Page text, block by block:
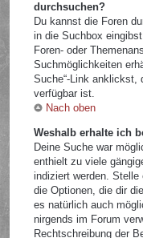
durchsuchen?
Du kannst die Foren
in die Suchbox
Foren- oder
Suchmöglichkeiten
Suche“-Link anklickst,
verfügbar ist.
Nach oben
Weshalb erhalte ich
Deine Suche war
enthielt zu viele
indiziert werden.
die Optionen, die dir
es natürlich auch
nirgends im Forum
Rechtschreibung der